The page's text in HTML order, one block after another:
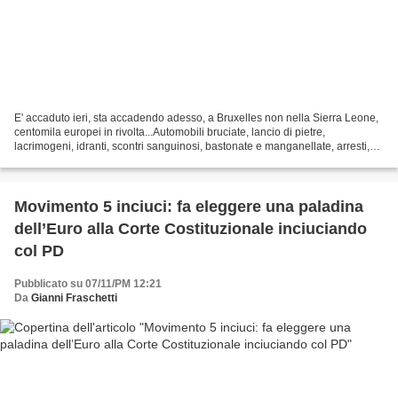
E' accaduto ieri, sta accadendo adesso, a Bruxelles non nella Sierra Leone,
centomila europei in rivolta...Automobili bruciate, lancio di pietre,
lacrimogeni, idranti, scontri sanguinosi, bastonate e manganellate, arresti,
Movimento 5 inciuci: fa eleggere una paladina
dell’Euro alla Corte Costituzionale inciuciando
col PD
Pubblicato su 07/11/PM 12:21
Da Gianni Fraschetti